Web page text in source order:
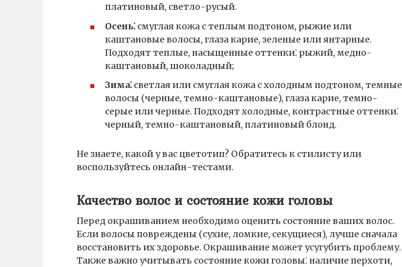
платиновый, светло-русый.
Осень⁚ смуглая кожа с теплым подтоном, рыжие или
каштановые волосы, глаза карие, зеленые или янтарные.
Подходят теплые, насыщенные оттенки⁚ рыжий, медно-
каштановый, шоколадный;
Зима⁚ светлая или смуглая кожа с холодным подтоном, темные
волосы (черные, темно-каштановые), глаза карие, темно-
серые или черные. Подходят холодные, контрастные оттенки⁚
черный, темно-каштановый, платиновый блонд.
Не знаете, какой у вас цветотип? Обратитесь к стилисту или
воспользуйтесь онлайн-тестами.
Качество волос и состояние кожи головы
Перед окрашиванием необходимо оценить состояние ваших волос.
Если волосы повреждены (сухие, ломкие, секущиеся), лучше сначала
восстановить их здоровье. Окрашивание может усугубить проблему.
Также важно учитывать состояние кожи головы⁚ наличие перхоти,